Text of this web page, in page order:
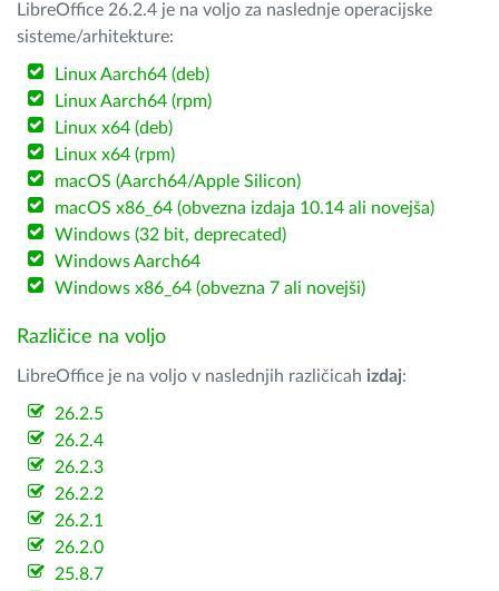
LibreOffice 26.2.4 je na voljo za naslednje operacijske
sisteme/arhitekture:
Linux Aarch64 (deb)
Linux Aarch64 (rpm)
Linux x64 (deb)
Linux x64 (rpm)
macOS (Aarch64/Apple Silicon)
macOS x86_64 (obvezna izdaja 10.14 ali novejša)
Windows (32 bit, deprecated)
Windows Aarch64
Windows x86_64 (obvezna 7 ali novejši)
Različice na voljo
LibreOffice je na voljo v naslednjih različicah izdaj:
26.2.5
26.2.4
26.2.3
26.2.2
26.2.1
26.2.0
25.8.7